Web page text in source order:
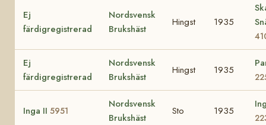
Ej
färdigregistrerad
Nordsvensk
Brukshäst
Hingst 1935
Ej
färdigregistrerad
Nordsvensk
Brukshäst
Hingst 1935
Inga II 5951
Nordsvensk
Brukshäst
Sto 1935